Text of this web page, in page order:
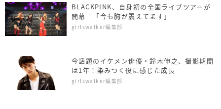
BLACKPINK、自身初の全国ライブツアーが
開幕 「今も胸が震えてます」
girlswalker編集部
今話題のイケメン俳優・鈴木伸之、撮影期間
は1年！染みつく役に感じた成長
girlswalker編集部